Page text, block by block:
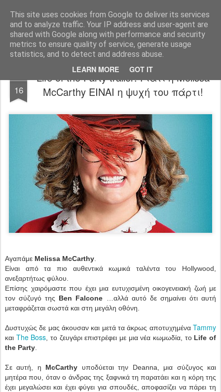
This site uses cookies from Google to deliver its services
and to analyze traffic. Your IP address and user-agent are
shared with Google along with performance and security
metrics to ensure quality of service, generate usage
statistics, and to detect and address abuse.
LEARN MORE GOT IT
FilmBoy
16
Life of the Party trailer: Γιατί η Melissa
McCarthy ΕΙΝΑΙ η ψυχή του πάρτι!
Αγαπάμε Melissa McCarthy.
Είναι από τα πιο αυθεντικά κωμικά ταλέντα του Hollywood,
ανεξαρτήτως φύλου.
Επίσης χαιρόμαστε που έχει μια ευτυχισμένη οικογενειακή ζωή με
τον σύζυγό της Ben Falcone …αλλά αυτό δε σημαίνει ότι αυτή
μεταφράζεται σωστά και στη μεγάλη οθόνη.
Δυστυχώς δε μας άκουσαν και μετά τα άκρως αποτυχημένα Tammy
και The Boss, το ζευγάρι επιστρέφει με μια νέα κωμωδία, το Life of
the Party.
Σε αυτή, η McCarthy υποδύεται την Deanna, μια σύζυγος και
μητέρα που, όταν ο άνδρας της ξαφνικά τη παρατάει και η κόρη της
έχει μεγαλώσει και έχει φύγει για σπουδές, αποφασίζει να πάρει τη